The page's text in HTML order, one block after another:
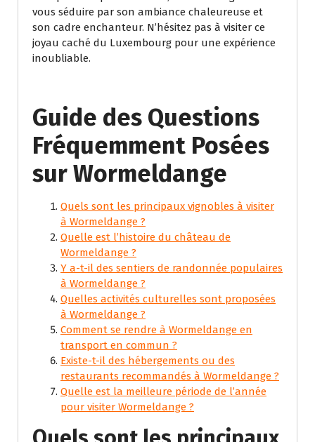
vous séduire par son ambiance chaleureuse et
son cadre enchanteur. N’hésitez pas à visiter ce
joyau caché du Luxembourg pour une expérience
inoubliable.
Guide des Questions
Fréquemment Posées
sur Wormeldange
Quels sont les principaux vignobles à visiter
à Wormeldange ?
Quelle est l’histoire du château de
Wormeldange ?
Y a-t-il des sentiers de randonnée populaires
à Wormeldange ?
Quelles activités culturelles sont proposées
à Wormeldange ?
Comment se rendre à Wormeldange en
transport en commun ?
Existe-t-il des hébergements ou des
restaurants recommandés à Wormeldange ?
Quelle est la meilleure période de l’année
pour visiter Wormeldange ?